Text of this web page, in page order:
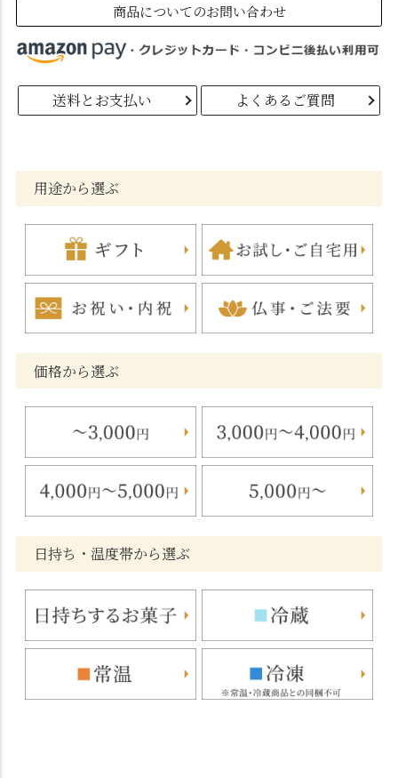
商品についてのお問い合わせ
送料とお支払い よくあるご質問
用途から選ぶ
価格から選ぶ
日持ち・温度帯から選ぶ